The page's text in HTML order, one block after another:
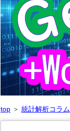
top＞ 統計解析コラム